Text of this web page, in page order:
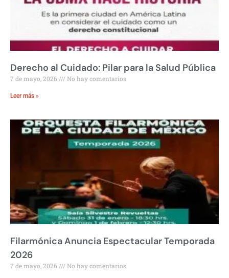
Derecho al Cuidado: Pilar para la Salud Pública
7 de mayo, 2026 No hay comentarios
Leer más »
Filarmónica Anuncia Espectacular Temporada
2026
7 de mayo, 2026 No hay comentarios